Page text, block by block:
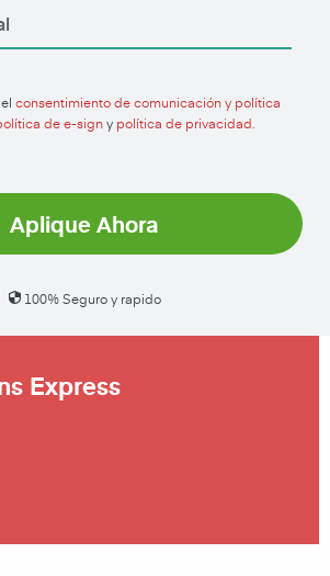
consentimiento de comunicación y política
de e-signy política de privacidad.
Aplique Ahora
100% Seguro y rapido
Express